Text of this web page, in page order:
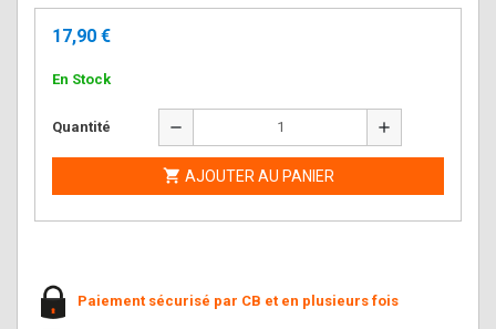
17,90 €
En Stock
Quantité remove add
 AJOUTER AU PANIER
Paiement sécurisé par CB et en plusieurs fois